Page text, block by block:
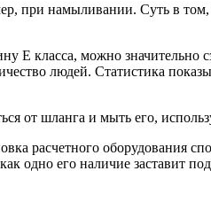
при намыливании. Суть в
класса, можно значительно
людей. Статистика
от шланга и мыть его,
расчетного оборудования
одно его наличие заставит